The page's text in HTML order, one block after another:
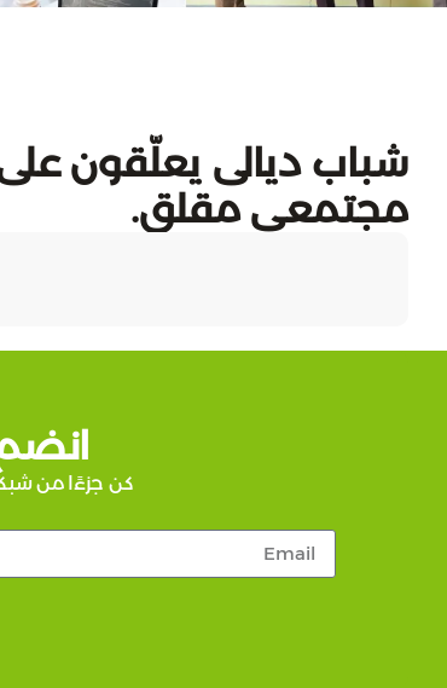
شباب ديالى يعلّقون على
مجتمعي مقلق.
كن جزءًا من